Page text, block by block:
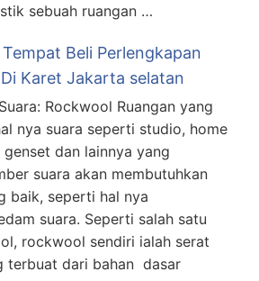
sebuah ruangan …
Beli Perlengkapan
Karet Jakarta selatan
Rockwool Ruangan yang
nya suara seperti studio, home
dan lainnya yang
suara akan membutuhkan
baik, seperti hal nya
suara. Seperti salah satu
rockwool sendiri ialah serat
terbuat dari bahan dasar